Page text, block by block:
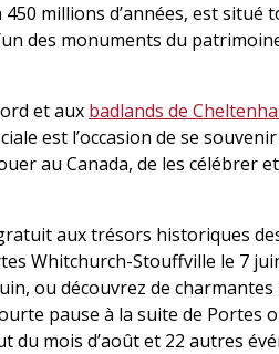
millions d’années, est situé
des monuments du
et aux badlands de
est l’occasion de se
au Canada, de les célébrer et
aux trésors historiques
Whitchurch-Stouffville le 7
ou découvrez de
pause à la suite de Portes
du mois d’août et 22 autres